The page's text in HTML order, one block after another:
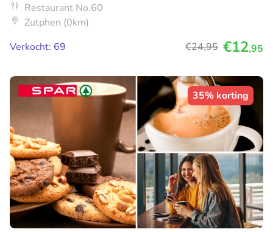
Restaurant No.60
Zutphen (0km)
Verkocht: 69
€24,95 €12,95
35% korting